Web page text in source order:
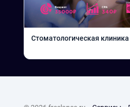
Стоматологическая